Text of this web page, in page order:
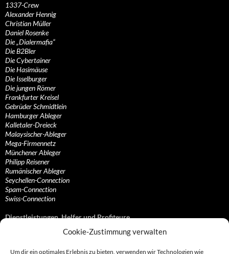
Cookie-Zustimmung verwalten
Um dir ein optimales Erlebnis zu bieten, verwenden wir Technologien wie
1337-Crew
Alexander Hennig
Christian Müller
Daniel Rosenke
Die „Dialermafia“
Die B2Bler
Die Cybertainer
Die Hasimäuse
Die Isselburger
Die jungen Römer
Frankfurter Kreisel
Gebrüder Schmidtlein
Hamburger Ableger
Kalletaler-Dreieck
Malaysischer-Ableger
Mega-Firmennetz
Münchener Ableger
Philipp Reisener
Rumänischer Ableger
Seychellen-Connection
Spam-Connection
Swiss-Connection
Dienstleistungen, Helfer und Profiteure
Anonymisierungsdienste, VPN- und Web-Proxy…